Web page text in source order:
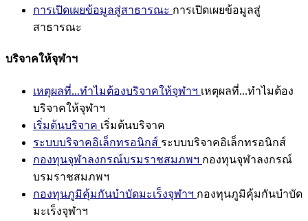
การเปิดเผยข้อมูลสู่สาธารณะ การเปิดเผยข้อมูลสู่
สาธารณะ
บริจาคให้จุฬาฯ
เหตุผลที่...ทำไมต้องบริจาคให้จุฬาฯ เหตุผลที่...ทำไมต้อง
บริจาคให้จุฬาฯ
เริ่มต้นบริจาค เริ่มต้นบริจาค
ระบบบริจาคอิเล็กทรอนิกส์ ระบบบริจาคอิเล็กทรอนิกส์
กองทุนจุฬาลงกรณ์บรมราชสมภพฯ กองทุนจุฬาลงกรณ์
บรมราชสมภพฯ
กองทุนภูมิคุ้มกันบำบัดมะเร็งจุฬาฯ กองทุนภูมิคุ้มกันบำบัด
มะเร็งจุฬาฯ